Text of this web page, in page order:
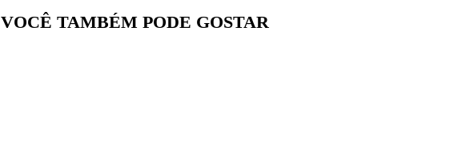
VOCÊ TAMBÉM PODE GOSTAR